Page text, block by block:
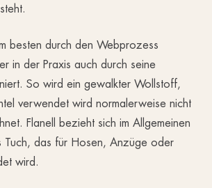
besten durch den Webprozess
in der Praxis auch durch seine
So wird ein gewalkter Wollstoff,
verwendet wird normalerweise nicht
Flanell bezieht sich im Allgemeinen
Tuch, das für Hosen, Anzüge oder
wird.